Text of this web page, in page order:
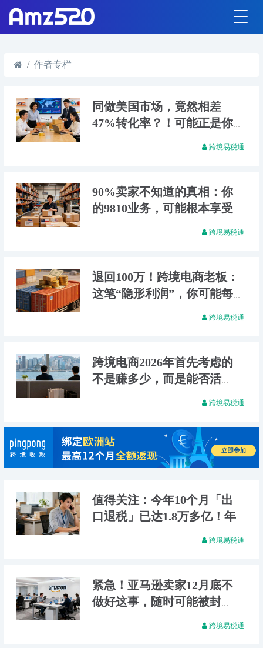
作者专栏
同做美国市场，竟然相差
47%转化率？！可能正是你
跨境易税通
90%卖家不知道的真相：你
的9810业务，可能根本享受
跨境易税通
退回100万！跨境电商老板：
这笔“隐形利润”，你可能每
跨境易税通
跨境电商2026年首先考虑的
不是赚多少，而是能否活
跨境易税通
值得关注：今年10个月「出
口退税」已达1.8万多亿！年
跨境易税通
紧急！亚马逊卖家12月底不
做好这事，随时可能被封
跨境易税通